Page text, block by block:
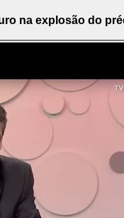
na explosão do